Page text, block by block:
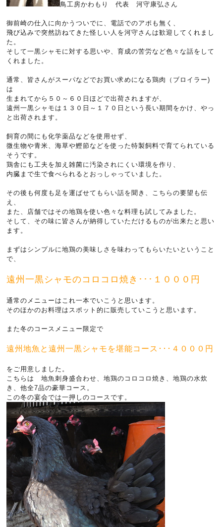
鳥工房かわもり 代表 河守康弘さん
御前崎の仕入に向かうついでに、電話でのアポも無く、
飛び込みで突然訪ねてきた怪しい人を河守さんは歓迎してくれまし
た。
そして一黒シャモに対する思いや、育成の苦労など色々な話をして
くれました。
通常、皆さんがスーパなどでお買い求めになる鶏肉（ブロイラー)
は
生まれてから５０～６０日ほどで出荷されますが、
遠州一黒シャモは１３０日～１７０日という長い期間をかけ、やっ
と出荷されます。
飼育の間にも化学薬品などを使用せず、
微生物や青米、海草や鰹節などを使った特製飼料で育てられている
そうです。
鶏舎にも工夫を加え雑菌に汚染されにくい環境を作り、
内臓まで生で食べられるとおっしゃっていました。
その後も何度も足を運ばせてもらい話を聞き、こちらの要望も伝
え、
また、店舗ではその地鶏を使い色々な料理も試してみました。
そして、その味に皆さんが納得していただけるものが出来たと思い
ます。
まずはシンプルに地鶏の美味しさを味わってもらいたいということ
で、
遠州一黒シャモのコロコロ焼き･･･１０００円
通常のメニューはこれ一本でいこうと思います。
そのほかのお料理はスポット的に販売していこうと思います。
また冬のコースメニュー限定で
遠州地魚と遠州一黒シャモを堪能コース･･･４０００円
をご用意しました。
こちらは 地魚刺身盛合わせ、地鶏のコロコロ焼き、地鶏の水炊
き、他全7品の豪華コース。
この冬の宴会では一押しのコースです。